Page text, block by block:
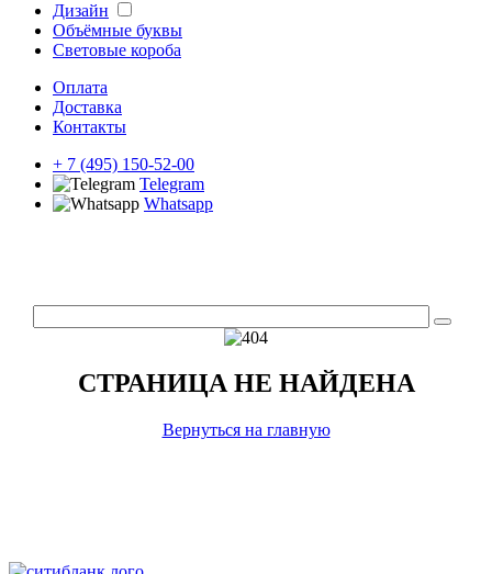
Дизайн
Объёмные буквы
Световые короба
Оплата
Доставка
Контакты
+ 7 (495) 150-52-00
Telegram
Whatsapp
СТРАНИЦА НЕ НАЙДЕНА
Вернуться на главную